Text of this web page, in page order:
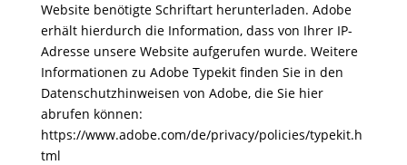
Website benötigte Schriftart herunterladen. Adobe
erhält hierdurch die Information, dass von Ihrer IP-
Adresse unsere Website aufgerufen wurde. Weitere
Informationen zu Adobe Typekit finden Sie in den
Datenschutzhinweisen von Adobe, die Sie hier
abrufen können:
https://www.adobe.com/de/privacy/policies/typekit.h
tml